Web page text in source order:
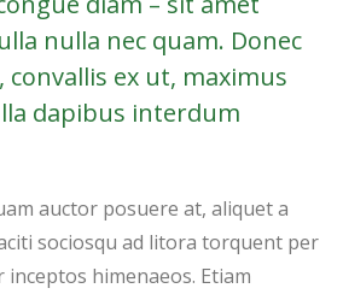
nulla nec quam. Donec
convallis ex ut, maximus
dapibus interdum
auctor posuere at, aliquet a
sociosqu ad litora torquent per
himenaeos. Etiam